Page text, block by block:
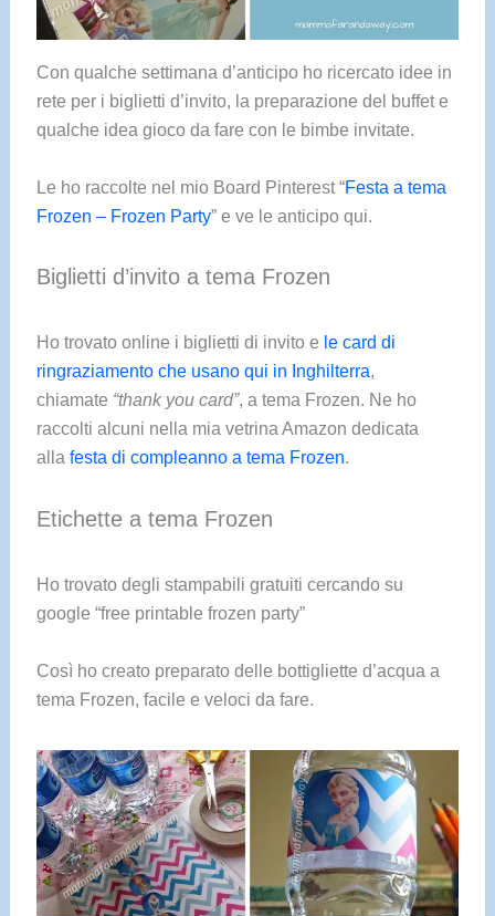
Con qualche settimana d’anticipo ho ricercato idee in
rete per i biglietti d’invito, la preparazione del buffet e
qualche idea gioco da fare con le bimbe invitate.
Le ho raccolte nel mio Board Pinterest “Festa a tema
Frozen – Frozen Party” e ve le anticipo qui.
Biglietti d’invito a tema Frozen
Ho trovato online i biglietti di invito e le card di
ringraziamento che usano qui in Inghilterra,
chiamate “thank you card”, a tema Frozen. Ne ho
raccolti alcuni nella mia vetrina Amazon dedicata
alla festa di compleanno a tema Frozen.
Etichette a tema Frozen
Ho trovato degli stampabili gratuiti cercando su
google “free printable frozen party”
Così ho creato preparato delle bottigliette d’acqua a
tema Frozen, facile e veloci da fare.